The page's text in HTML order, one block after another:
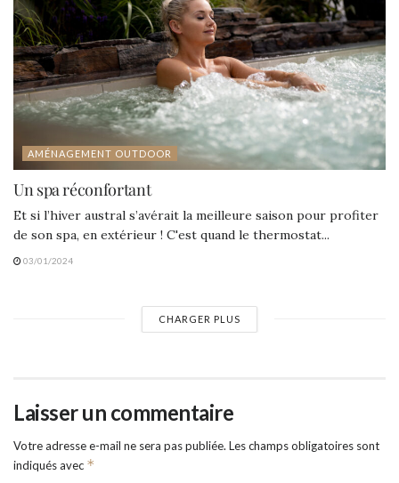
AMÉNAGEMENT OUTDOOR
Un spa réconfortant
Et si l’hiver austral s’avérait la meilleure saison pour profiter
de son spa, en extérieur ! C'est quand le thermostat...
03/01/2024
CHARGER PLUS
Laisser un commentaire
Votre adresse e-mail ne sera pas publiée. Les champs obligatoires sont
indiqués avec *